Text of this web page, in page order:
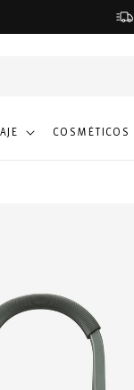
COSMÉTICOS